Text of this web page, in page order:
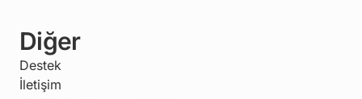
Diğer
Destek
İletişim